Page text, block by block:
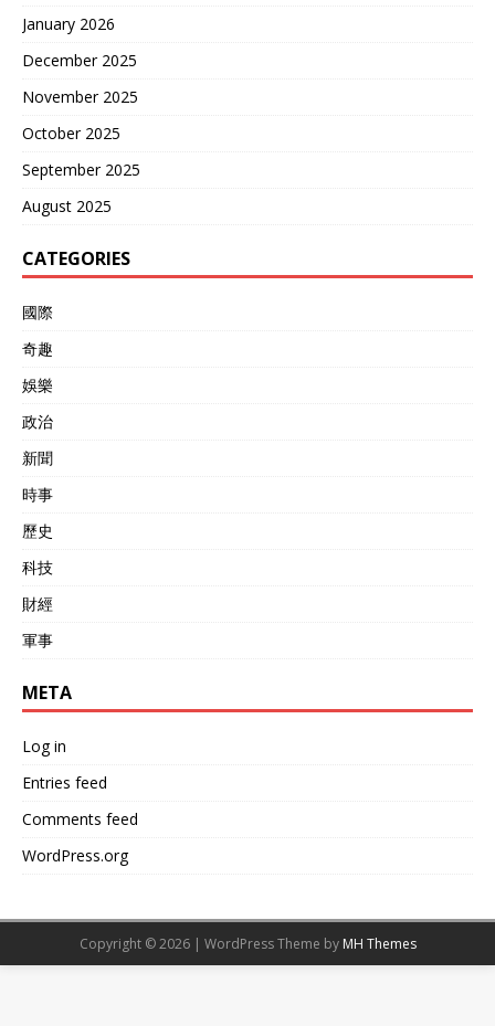
January 2026
December 2025
November 2025
October 2025
September 2025
August 2025
CATEGORIES
國際
奇趣
娛樂
政治
新聞
時事
歷史
科技
財經
軍事
META
Log in
Entries feed
Comments feed
WordPress.org
Copyright © 2026 | WordPress Theme by MH Themes